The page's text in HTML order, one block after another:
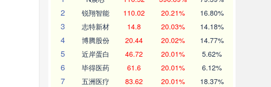
2 锐翔智能 110.02 20.21% 16.80%
3 志特新材 14.8 20.03% 14.18%
4 博腾股份 20.44 20.02% 14.77%
5 近岸蛋白 46.72 20.01% 5.62%
6 毕得医药 61.6 20.01% 6.12%
7 五洲医疗 83.62 20.01% 18.37%